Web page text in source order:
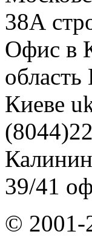
38А
Офис в
область
Киеве
39/41
© 2001-